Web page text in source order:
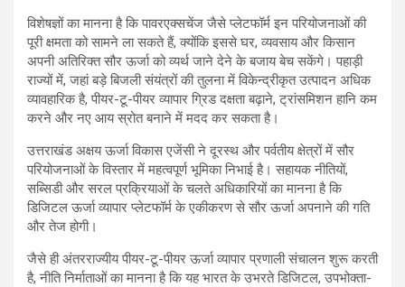
विशेषज्ञों का मानना है कि पावरएक्सचेंज जैसे प्लेटफॉर्म इन परियोजनाओं की
पूरी क्षमता को सामने ला सकते हैं, क्योंकि इससे घर, व्यवसाय और किसान
अपनी अतिरिक्त सौर ऊर्जा को व्यर्थ जाने देने के बजाय बेच सकेंगे। पहाड़ी
राज्यों में, जहां बड़े बिजली संयंत्रों की तुलना में विकेन्द्रीकृत उत्पादन अधिक
व्यावहारिक है, पीयर-टू-पीयर व्यापार ग्रिड दक्षता बढ़ाने, ट्रांसमिशन हानि कम
करने और नए आय स्रोत बनाने में मदद कर सकता है।
उत्तराखंड अक्षय ऊर्जा विकास एजेंसी ने दूरस्थ और पर्वतीय क्षेत्रों में सौर
परियोजनाओं के विस्तार में महत्वपूर्ण भूमिका निभाई है। सहायक नीतियों,
सब्सिडी और सरल प्रक्रियाओं के चलते अधिकारियों का मानना है कि
डिजिटल ऊर्जा व्यापार प्लेटफॉर्म के एकीकरण से सौर ऊर्जा अपनाने की गति
और तेज होगी।
जैसे ही अंतरराज्यीय पीयर-टू-पीयर ऊर्जा व्यापार प्रणाली संचालन शुरू करती
है, नीति निर्माताओं का मानना है कि यह भारत के उभरते डिजिटल, उपभोक्ता-